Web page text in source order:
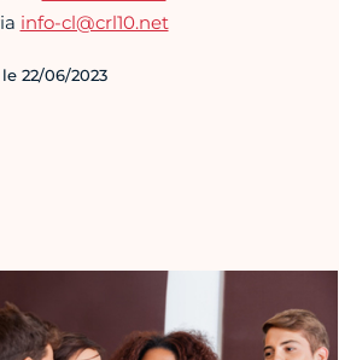
info-cl@crl10.net
22/06/2023